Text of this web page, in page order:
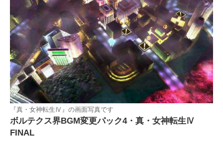
『真・女神転生Ⅳ』の画面写真です
ボルテクス界BGM変更パック4・真・女神転生Ⅳ
FINAL